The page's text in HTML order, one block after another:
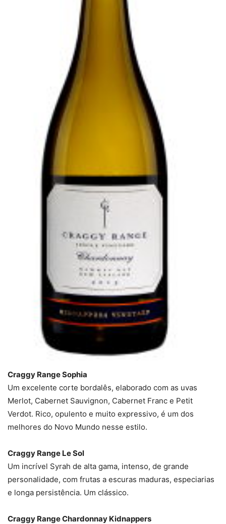
Craggy Range Sophia
Um excelente corte bordalês, elaborado com as uvas
Merlot, Cabernet Sauvignon, Cabernet Franc e Petit
Verdot. Rico, opulento e muito expressivo, é um dos
melhores do Novo Mundo nesse estilo.
Craggy Range Le Sol
Um incrível Syrah de alta gama, intenso, de grande
personalidade, com frutas a escuras maduras, especiarias
e longa persistência. Um clássico.
Craggy Range Chardonnay Kidnappers